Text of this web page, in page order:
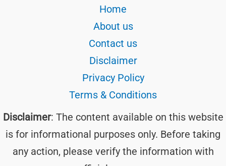
Home
About us
Contact us
Disclaimer
Privacy Policy
Terms & Conditions
Disclaimer: The content available on this website
is for informational purposes only. Before taking
any action, please verify the information with